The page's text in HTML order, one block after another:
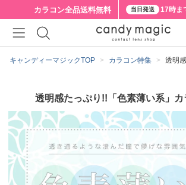
カラコン全品送料無料 当日発送 17時ま
キャンディーマジックTOP カラコン特集 透明
透明感たっぷり!!「色素薄い系」